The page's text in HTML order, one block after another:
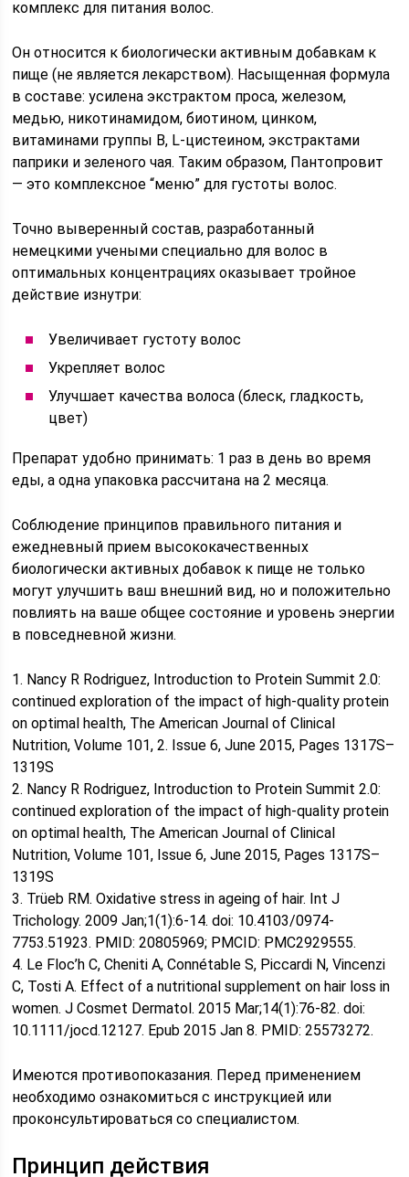
комплекс для питания волос.
Он относится к биологически активным добавкам к
пище (не является лекарством). Насыщенная формула
в составе: усилена экстрактом проса, железом,
медью, никотинамидом, биотином, цинком,
витаминами группы B, L-цистеином, экстрактами
паприки и зеленого чая. Таким образом, Пантопровит
— это комплексное “меню” для густоты волос.
Точно выверенный состав, разработанный
немецкими учеными специально для волос в
оптимальных концентрациях оказывает тройное
действие изнутри:
Увеличивает густоту волос
Укрепляет волос
Улучшает качества волоса (блеск, гладкость,
цвет)
Препарат удобно принимать: 1 раз в день во время
еды, а одна упаковка рассчитана на 2 месяца.
Соблюдение принципов правильного питания и
ежедневный прием высококачественных
биологически активных добавок к пище не только
могут улучшить ваш внешний вид, но и положительно
повлиять на ваше общее состояние и уровень энергии
в повседневной жизни.
1. Nancy R Rodriguez, Introduction to Protein Summit 2.0:
continued exploration of the impact of high-quality protein
on optimal health, The American Journal of Clinical
Nutrition, Volume 101, 2. Issue 6, June 2015, Pages 1317S–
1319S
2. Nancy R Rodriguez, Introduction to Protein Summit 2.0:
continued exploration of the impact of high-quality protein
on optimal health, The American Journal of Clinical
Nutrition, Volume 101, Issue 6, June 2015, Pages 1317S–
1319S
3. Trüeb RM. Oxidative stress in ageing of hair. Int J
Trichology. 2009 Jan;1(1):6-14. doi: 10.4103/0974-
7753.51923. PMID: 20805969; PMCID: PMC2929555.
4. Le Floc’h C, Cheniti A, Connétable S, Piccardi N, Vincenzi
C, Tosti A. Effect of a nutritional supplement on hair loss in
women. J Cosmet Dermatol. 2015 Mar;14(1):76-82. doi:
10.1111/jocd.12127. Epub 2015 Jan 8. PMID: 25573272.
Имеются противопоказания. Перед применением
необходимо ознакомиться с инструкцией или
проконсультироваться со специалистом.
Принцип действия